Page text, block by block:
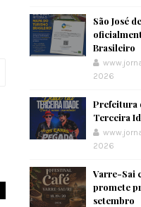
São José
Brasileiro
2026
Prefeitura
Terceira
2026
Varre-Sai
promete
setembro